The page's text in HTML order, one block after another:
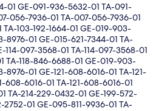
01 GE-091-936-5632-01 TA-091-
056-7936-01 TA-007-056-7936-01
TA-103-192-1664-01 GE-019-903-
8976-01 GE-015-621-7344-01 TA-
114-097-3568-01 TA-114-097-3568-01
TA-118-846-6688-01 GE-019-903-
8976-01 GE-121-608-6016-01 TA-121-
608-6016-01 TA-121-608-6016-01
TA-214-229-0432-01 GE-199-572-
2752-01 GE-095-811-9936-01 TA-